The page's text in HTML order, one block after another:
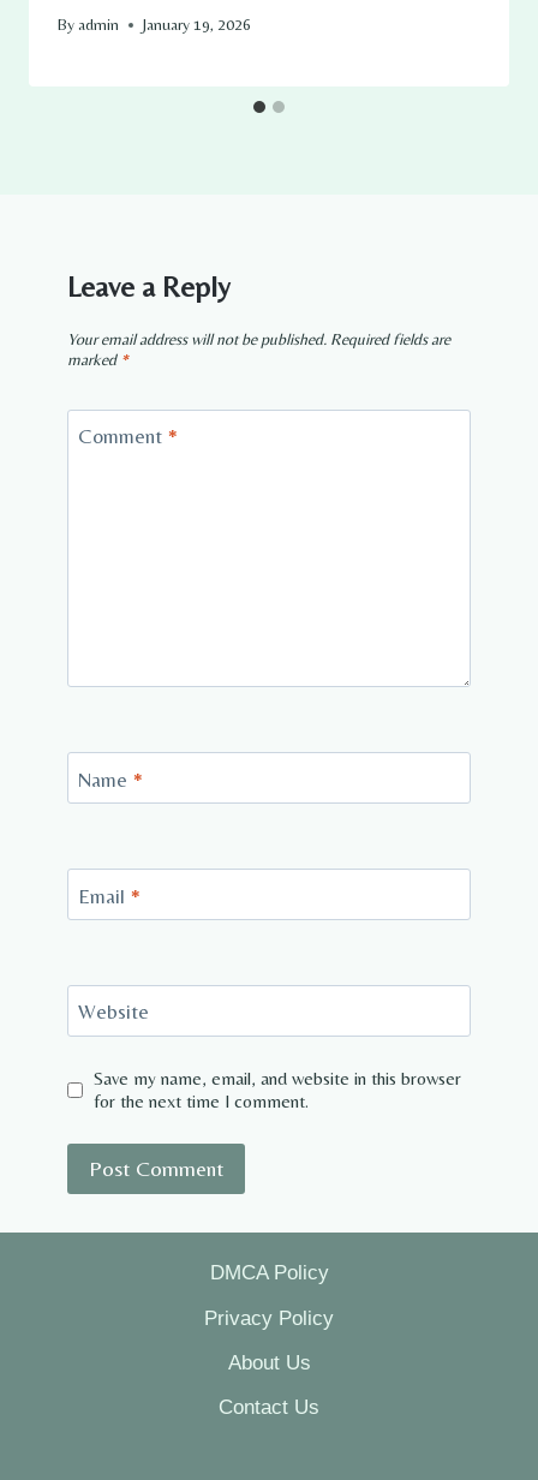
By admin January 19, 2026
Leave a Reply
Your email address will not be published. Required fields are
marked *
Comment *
Name *
Email *
Website
Save my name, email, and website in this browser
for the next time I comment.
DMCA Policy
Privacy Policy
About Us
Contact Us